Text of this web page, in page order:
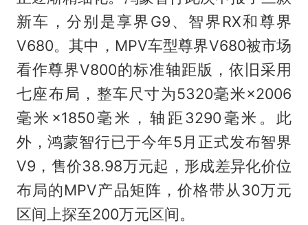
新车，分别是享界G9、智界RX和尊界
V680。其中，MPV车型尊界V680被市场
看作尊界V800的标准轴距版，依旧采用
七座布局，整车尺寸为5320毫米×2006
毫米×1850毫米，轴距3290毫米。此
外，鸿蒙智行已于今年5月正式发布智界
V9，售价38.98万元起，形成差异化价位
布局的MPV产品矩阵，价格带从30万元
区间上探至200万元区间。